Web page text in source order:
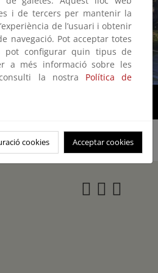
1/2
i de tercers per mantenir la
de l’usuari i obtenir
navegació. Pot acceptar totes
pot configurar quin tipus de
a més informació sobre les
la nostra Política de
cookies Acceptar cookies